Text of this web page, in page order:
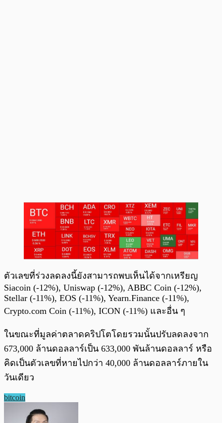
ตัวเลขที่ร่วงลดลงนี้ยังสามารถพบเห็นได้จากเหรียญ
Siacoin (-12%), Uniswap (-12%), ABBC Coin (-12%),
Stellar (-11%), EOS (-11%), Yearn.Finance (-11%),
Crypto.com Coin (-11%), ICON (-11%) และอื่น ๆ
ในขณะที่มูลค่าตลาดคริปโตโดยรวมนั้นปรับลดลงจาก
673,000 ล้านดอลลาร์เป็น 633,000 พันล้านดอลลาร์ หรือ
คิดเป็นตัวเลขที่หายไปกว่า 40,000 ล้านดอลลาร์ภายใน
วันเดียว
bitcoin